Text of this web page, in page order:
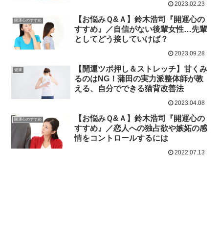
2023.02.23
開運心のすすめ
【お悩みＱ&Ａ】鈴木浩司『開運心の
すすめ』／自信がない後輩女性…先輩
としてどう接していけば？
2023.09.28
健康
【開運ツボ押し＆ストレッチ】甘くみ
るのはNG！蒲田の実力派整体師が教
える、自分でできる猫背改善法
2023.04.08
開運心のすすめ
【お悩みＱ&Ａ】鈴木浩司『開運心の
すすめ』／恋人への独占欲や嫉妬の感
情をコントロールするには
2022.07.13